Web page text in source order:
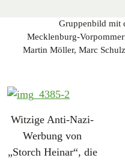
Gruppenbild mit
Mecklenburg-
Martin Möller, Marc
Witzige Anti-Nazi-
Werbung von
„Storch Heinar“, die